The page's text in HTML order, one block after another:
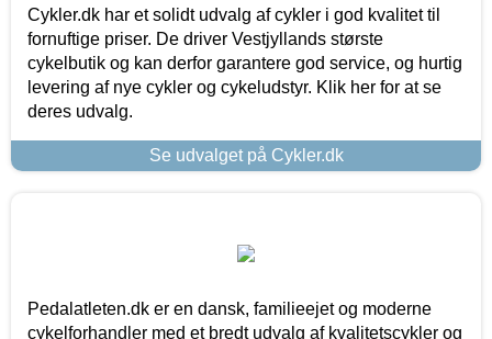
Cykler.dk har et solidt udvalg af cykler i god kvalitet til
fornuftige priser. De driver Vestjyllands største
cykelbutik og kan derfor garantere god service, og hurtig
levering af nye cykler og cykeludstyr. Klik her for at se
deres udvalg.
Se udvalget på Cykler.dk
Pedalatleten.dk er en dansk, familieejet og moderne
cykelforhandler med et bredt udvalg af kvalitetscykler og